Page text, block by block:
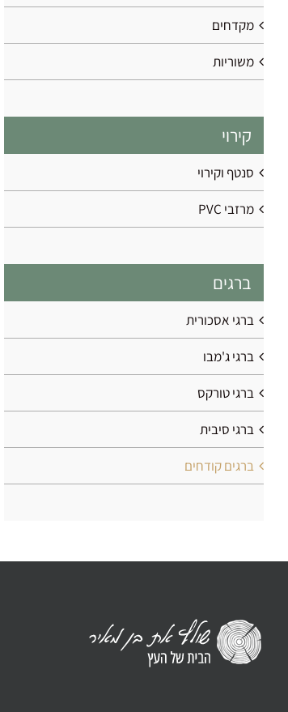
מקדחים
משוריות
קירוי
סנטף וקירוי
מרזבי PVC
ברגים
ברגי אסכורית
ברגי ג'מבו
ברגי טורקס
ברגי סיבית
ברגים קודחים